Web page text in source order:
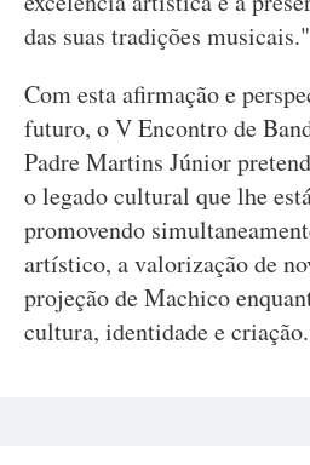
das suas tradições musicais."
Com esta afirmação e
futuro, o V Encontro de
Padre Martins Júnior
o legado cultural que lhe
promovendo
artístico, a valorização de
projeção de Machico
cultura, identidade e criação.